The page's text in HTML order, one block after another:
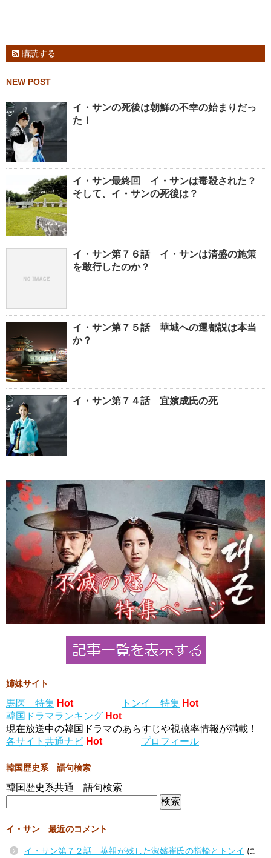
購読する
NEW POST
イ・サンの死後は朝鮮の不幸の始まりだっ
た！
イ・サン最終回 イ・サンは毒殺された？
そして、イ・サンの死後は？
イ・サン第７６話 イ・サンは清盛の施策
を敢行したのか？
イ・サン第７５話 華城への遷都説は本当
か？
イ・サン第７４話 宜嬪成氏の死
姉妹サイト
馬医 特集 Hot トンイ 特集 Hot
韓国ドラマランキング Hot
現在放送中の韓国ドラマのあらすじや視聴率情報が満載！
各サイト共通ナビ Hot プロフィール
韓国歴史系 語句検索
韓国歴史系共通 語句検索
イ・サン 最近のコメント
イ・サン第７２話 英祖が残した淑嬪崔氏の指輪とトンイ に